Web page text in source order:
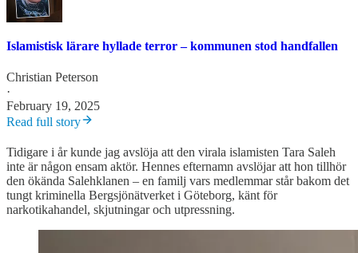
Islamistisk lärare hyllade terror – kommunen stod handfallen
Christian Peterson
·
February 19, 2025
Read full story
Tidigare i år kunde jag avslöja att den virala islamisten Tara Saleh
inte är någon ensam aktör. Hennes efternamn avslöjar att hon tillhör
den ökända Salehklanen – en familj vars medlemmar står bakom det
tungt kriminella Bergsjönätverket i Göteborg, känt för
narkotikahandel, skjutningar och utpressning.